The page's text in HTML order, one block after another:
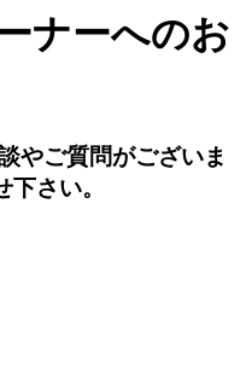
ナーへのお
やご質問がございま
さい。